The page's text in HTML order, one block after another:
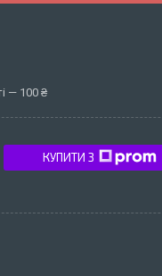
— 100 ₴
КУПИТИ З